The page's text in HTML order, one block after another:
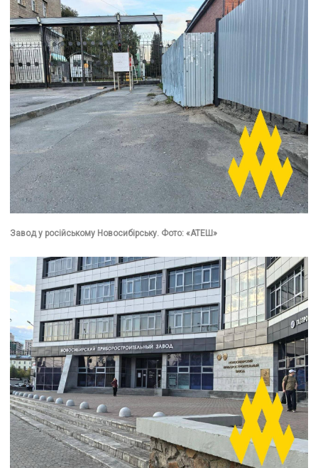
Завод у російському Новосибірську. Фото: «АТЕШ»